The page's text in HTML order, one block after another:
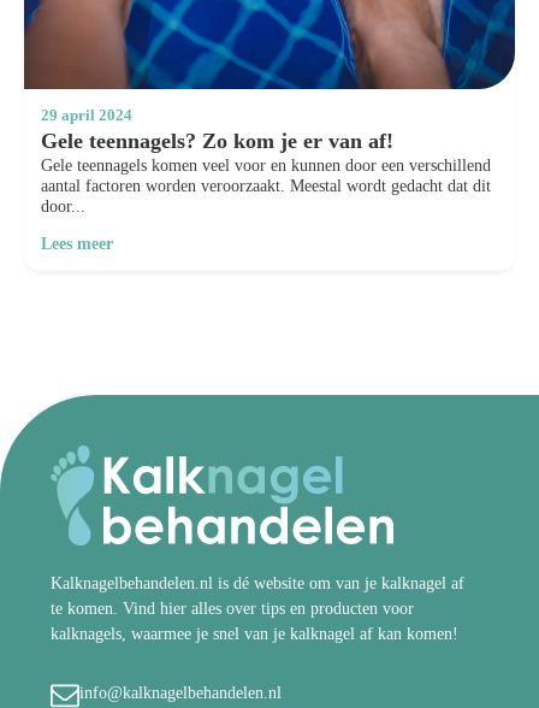
29 april 2024
Gele teennagels? Zo kom je er van af!
Gele teennagels komen veel voor en kunnen door een verschillend
aantal factoren worden veroorzaakt. Meestal wordt gedacht dat dit
door...
Lees meer
Kalknagelbehandelen.nl is dé website om van je kalknagel af
te komen. Vind hier alles over tips en producten voor
kalknagels, waarmee je snel van je kalknagel af kan komen!
info@kalknagelbehandelen.nl